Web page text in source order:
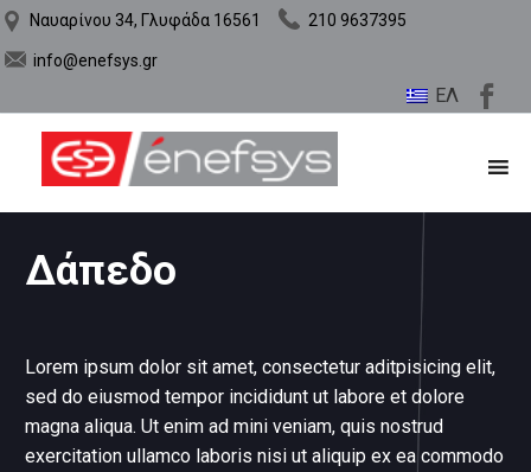
Ναυαρίνου 34, Γλυφάδα 16561 210 9637395
info@enefsys.gr
ΕΛ
Δάπεδο
Lorem ipsum dolor sit amet, consectetur aditpisicing elit,
sed do eiusmod tempor incididunt ut labore et dolore
magna aliqua. Ut enim ad mini veniam, quis nostrud
exercitation ullamco laboris nisi ut aliquip ex ea commodo